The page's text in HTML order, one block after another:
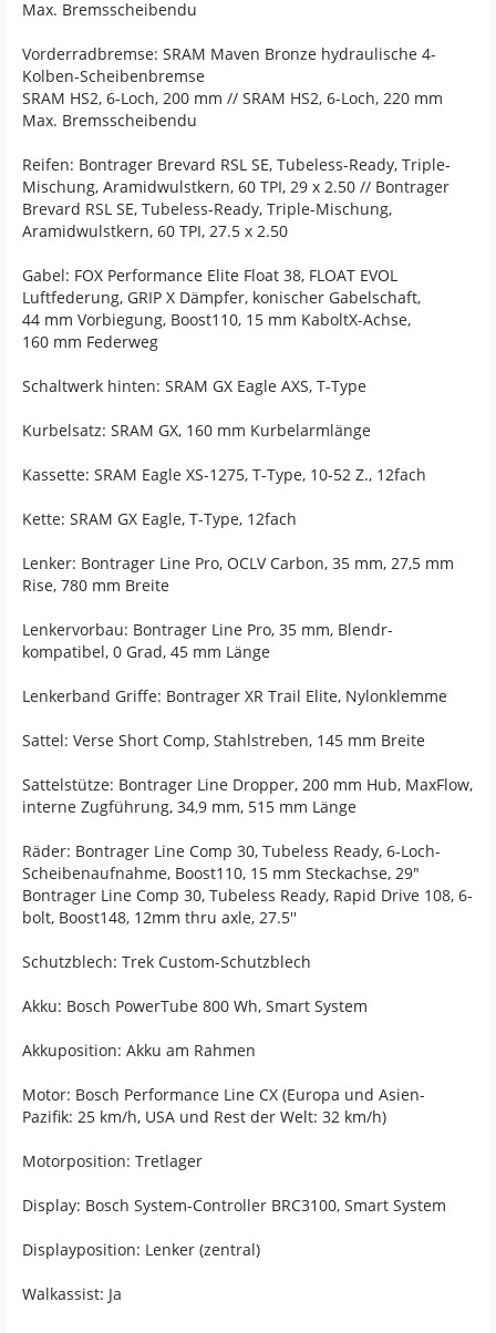
Max. Bremsscheibendu
Vorderradbremse: SRAM Maven Bronze hydraulische 4-
Kolben-Scheibenbremse
SRAM HS2, 6-Loch, 200 mm // SRAM HS2, 6-Loch, 220 mm
Max. Bremsscheibendu
Reifen: Bontrager Brevard RSL SE, Tubeless-Ready, Triple-
Mischung, Aramidwulstkern, 60 TPI, 29 x 2.50 // Bontrager
Brevard RSL SE, Tubeless-Ready, Triple-Mischung,
Aramidwulstkern, 60 TPI, 27.5 x 2.50
Gabel: FOX Performance Elite Float 38, FLOAT EVOL
Luftfederung, GRIP X Dämpfer, konischer Gabelschaft,
44 mm Vorbiegung, Boost110, 15 mm KaboltX-Achse,
160 mm Federweg
Schaltwerk hinten: SRAM GX Eagle AXS, T-Type
Kurbelsatz: SRAM GX, 160 mm Kurbelarmlänge
Kassette: SRAM Eagle XS-1275, T-Type, 10-52 Z., 12fach
Kette: SRAM GX Eagle, T-Type, 12fach
Lenker: Bontrager Line Pro, OCLV Carbon, 35 mm, 27,5 mm
Rise, 780 mm Breite
Lenkervorbau: Bontrager Line Pro, 35 mm, Blendr-
kompatibel, 0 Grad, 45 mm Länge
Lenkerband Griffe: Bontrager XR Trail Elite, Nylonklemme
Sattel: Verse Short Comp, Stahlstreben, 145 mm Breite
Sattelstütze: Bontrager Line Dropper, 200 mm Hub, MaxFlow,
interne Zugführung, 34,9 mm, 515 mm Länge
Räder: Bontrager Line Comp 30, Tubeless Ready, 6-Loch-
Scheibenaufnahme, Boost110, 15 mm Steckachse, 29"
Bontrager Line Comp 30, Tubeless Ready, Rapid Drive 108, 6-
bolt, Boost148, 12mm thru axle, 27.5''
Schutzblech: Trek Custom-Schutzblech
Akku: Bosch PowerTube 800 Wh, Smart System
Akkuposition: Akku am Rahmen
Motor: Bosch Performance Line CX (Europa und Asien-
Pazifik: 25 km/h, USA und Rest der Welt: 32 km/h)
Motorposition: Tretlager
Display: Bosch System-Controller BRC3100, Smart System
Displayposition: Lenker (zentral)
Walkassist: Ja